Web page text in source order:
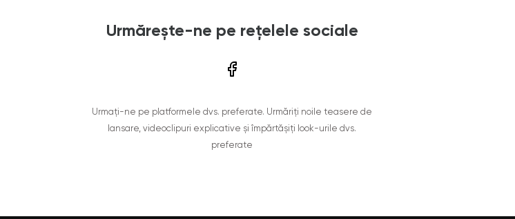
Urmărește-ne pe rețelele sociale
Urmați-ne pe platformele dvs. preferate. Urmăriți noile teasere de
lansare, videoclipuri explicative și împărtășiți look-urile dvs.
preferate